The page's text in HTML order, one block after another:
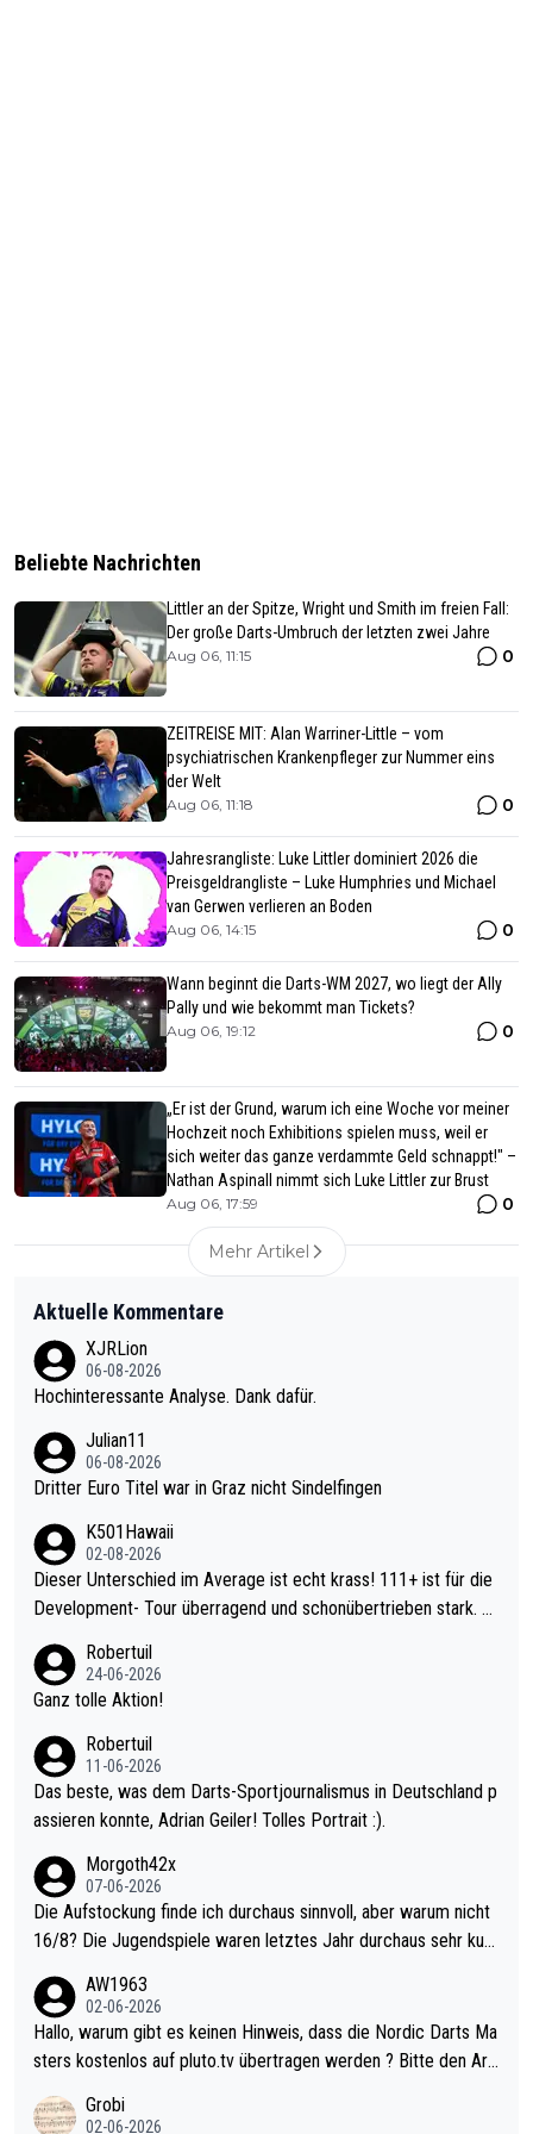
Beliebte Nachrichten
Littler an der Spitze, Wright und Smith im freien Fall:
Der große Darts-Umbruch der letzten zwei Jahre
Aug 06, 11:15 0
ZEITREISE MIT: Alan Warriner-Little – vom
psychiatrischen Krankenpfleger zur Nummer eins
der Welt
Aug 06, 11:18 0
Jahresrangliste: Luke Littler dominiert 2026 die
Preisgeldrangliste – Luke Humphries und Michael
van Gerwen verlieren an Boden
Aug 06, 14:15 0
Wann beginnt die Darts-WM 2027, wo liegt der Ally
Pally und wie bekommt man Tickets?
Aug 06, 19:12 0
„Er ist der Grund, warum ich eine Woche vor meiner
Hochzeit noch Exhibitions spielen muss, weil er
sich weiter das ganze verdammte Geld schnappt!" –
Nathan Aspinall nimmt sich Luke Littler zur Brust
Aug 06, 17:59 0
Mehr Artikel
Aktuelle Kommentare
XJRLion
06-08-2026
Hochinteressante Analyse. Dank dafür.
Julian11
06-08-2026
Dritter Euro Titel war in Graz nicht Sindelfingen
K501Hawaii
02-08-2026
Dieser Unterschied im Average ist echt krass! 111+ ist für die
Development- Tour überragend und schonübertrieben stark. U
mal 40+ erst recht. Da gewinnst keinen Blumentopf - ist ja noc
h krasser wie ein Pokalspiel eines Kreisligisten vs einem Bund
Robertuil
24-06-2026
Ganz tolle Aktion!
Robertuil
11-06-2026
Das beste, was dem Darts-Sportjournalismus in Deutschland p
assieren konnte, Adrian Geiler! Tolles Portrait :).
Morgoth42x
07-06-2026
Die Aufstockung finde ich durchaus sinnvoll, aber warum nicht
16/8? Die Jugendspiele waren letztes Jahr durchaus sehr kurz
Allerdings ist Mitchell Lawrie als Nummer 1 der Welt eh qualifi
ziert. Somit ändert die automatische Qualifikation des Weltmei
sters erstmal nichts. Ich denke sie wollen damit für nächstes J
ohl wenig WDF Turniere spielen. Dies war bei Archie Self letzt
AW1963
02-06-2026
Hallo, warum gibt es keinen Hinweis, dass die Nordic Darts Ma
sters kostenlos auf pluto.tv übertragen werden ? Bitte den Arti
Grobi
02-06-2026